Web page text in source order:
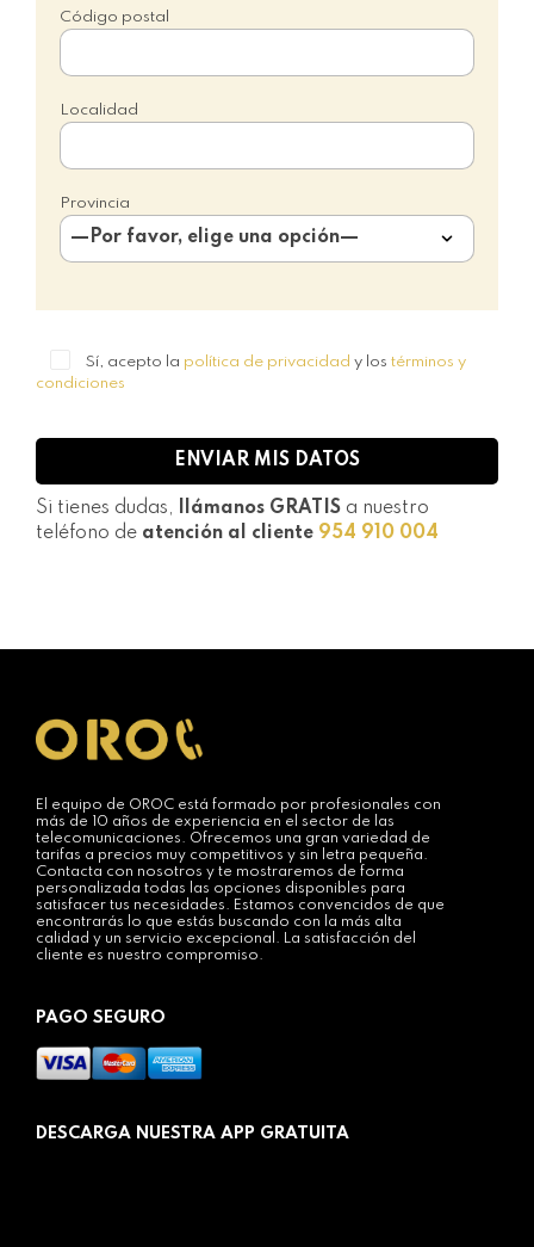
Código postal
Localidad
Provincia
Sí, acepto la política de privacidad y los términos y
condiciones
Si tienes dudas, llámanos GRATIS a nuestro
teléfono de atención al cliente 954 910 004
El equipo de OROC está formado por profesionales con
más de 10 años de experiencia en el sector de las
telecomunicaciones. Ofrecemos una gran variedad de
tarifas a precios muy competitivos y sin letra pequeña.
Contacta con nosotros y te mostraremos de forma
personalizada todas las opciones disponibles para
satisfacer tus necesidades. Estamos convencidos de que
encontrarás lo que estás buscando con la más alta
calidad y un servicio excepcional. La satisfacción del
cliente es nuestro compromiso.
PAGO SEGURO
DESCARGA NUESTRA APP GRATUITA